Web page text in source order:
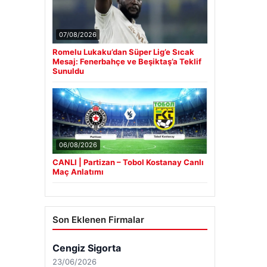
07/08/2026
Romelu Lukaku’dan Süper Lig’e Sıcak
Mesaj: Fenerbahçe ve Beşiktaş’a Teklif
Sunuldu
06/08/2026
CANLI | Partizan – Tobol Kostanay Canlı
Maç Anlatımı
Son Eklenen Firmalar